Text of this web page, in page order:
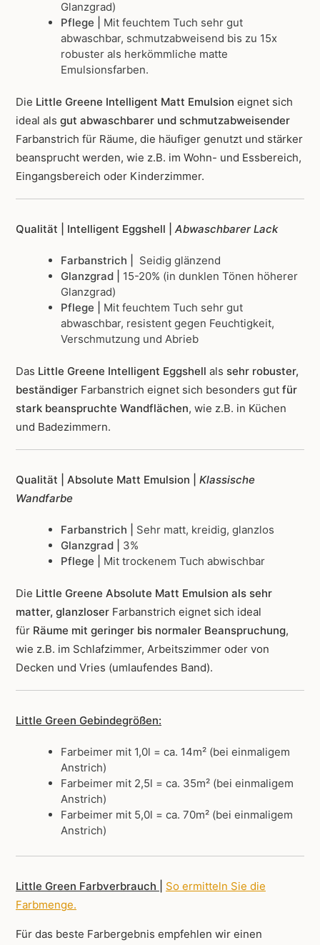
Glanzgrad)
Pflege |
Mit feuchtem Tuch sehr gut
abwaschbar, schmutzabweisend bis zu 15x
robuster als herkömmliche matte
Emulsionsfarben.
Die Little Greene Intelligent Matt Emulsion eignet sich
ideal als gut abwaschbarer und schmutzabweisender
Farbanstrich für Räume, die häufiger genutzt und stärker
beansprucht werden, wie z.B. im Wohn- und Essbereich,
Eingangsbereich oder Kinderzimmer.
Qualität | Intelligent Eggshell | Abwaschbarer Lack
Farbanstrich | Seidig glänzend
Glanzgrad |
15-20% (in dunklen Tönen höherer
Glanzgrad)
Pflege |
Mit feuchtem Tuch sehr gut
abwaschbar, resistent gegen Feuchtigkeit,
Verschmutzung und Abrieb
Das Little Greene Intelligent Eggshell als sehr robuster,
beständiger Farbanstrich eignet sich besonders gut für
stark beanspruchte Wandflächen, wie z.B. in Küchen
und Badezimmern.
Qualität | Absolute Matt Emulsion | Klassische
Wandfarbe
Farbanstrich | Sehr matt, kreidig, glanzlos
Glanzgrad | 3%
Pflege | Mit trockenem Tuch abwischbar
Die Little Greene Absolute Matt Emulsion als sehr
matter, glanzloser Farbanstrich eignet sich ideal
für Räume mit geringer bis normaler Beanspruchung,
wie z.B. im Schlafzimmer, Arbeitszimmer oder von
Decken und Vries (umlaufendes Band).
Little Green Gebindegrößen:
Farbeimer mit 1,0l = ca. 14m² (bei einmaligem
Anstrich)
Farbeimer mit 2,5l = ca. 35m² (bei einmaligem
Anstrich)
Farbeimer mit 5,0l = ca. 70m² (bei einmaligem
Anstrich)
Little Green Farbverbrauch |
So ermitteln Sie die
Farbmenge.
Für das beste Farbergebnis empfehlen wir einen